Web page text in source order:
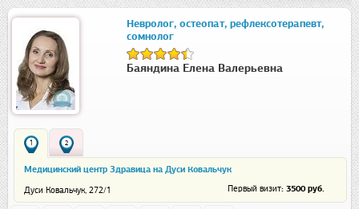
Невролог, остеопат, рефлексотерапевт,
сомнолог
Баяндина Елена Валерьевна
1 2
Медицинский центр Здравица на Дуси Ковальчук
Дуси Ковальчук, 272/1 Первый визит: 3500 руб.